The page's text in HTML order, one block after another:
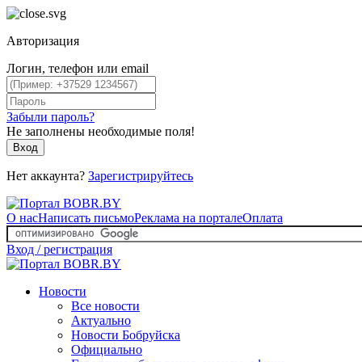
Авторизация
Логин, телефон или email
Забыли пароль?
Не заполнены необходимые поля!
Вход
Нет аккаунта? Зарегистрируйтесь
О насНаписать письмоРеклама на порталеОплата
Вход / регистрация
Новости
Все новости
Актуально
Новости Бобруйска
Официально